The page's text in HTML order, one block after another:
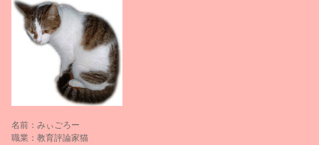
名前：みぃごろー
職業：教育評論家猫